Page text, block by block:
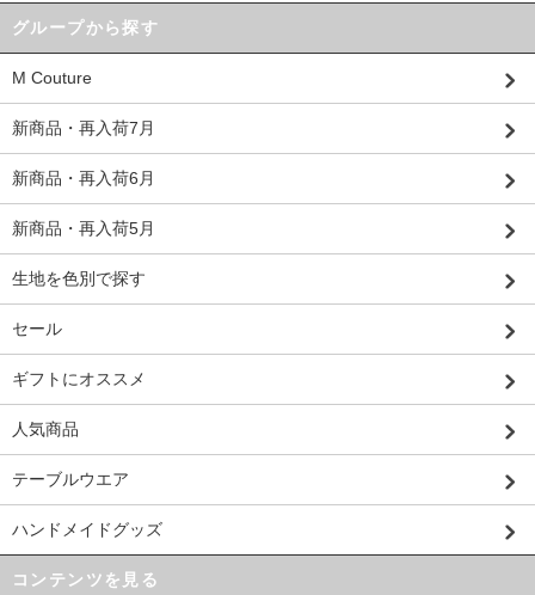
グループから探す
M Couture
新商品・再入荷7月
新商品・再入荷6月
新商品・再入荷5月
生地を色別で探す
セール
ギフトにオススメ
人気商品
テーブルウエア
ハンドメイドグッズ
コンテンツを見る